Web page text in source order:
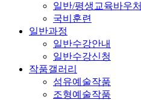
일반/평생교육바우처
국비훈련
일반과정
일반수강안내
일반수강신청
작품갤러리
섬유예술작품
조형예술작품